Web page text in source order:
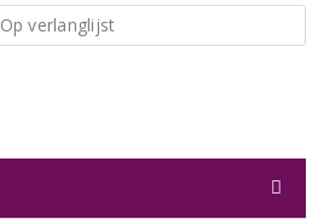
Op verlanglijst